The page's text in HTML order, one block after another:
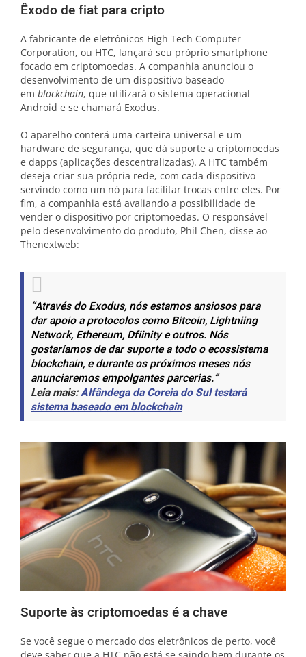
Êxodo de fiat para cripto
A fabricante de eletrônicos High Tech Computer
Corporation, ou HTC, lançará seu próprio smartphone
focado em criptomoedas. A companhia anunciou o
desenvolvimento de um dispositivo baseado
em blockchain, que utilizará o sistema operacional
Android e se chamará Exodus.
O aparelho conterá uma carteira universal e um
hardware de segurança, que dá suporte a criptomoedas
e dapps (aplicações descentralizadas). A HTC também
deseja criar sua própria rede, com cada dispositivo
servindo como um nó para facilitar trocas entre eles. Por
fim, a companhia está avaliando a possibilidade de
vender o dispositivo por criptomoedas. O responsável
pelo desenvolvimento do produto, Phil Chen, disse ao
Thenextweb:
“Através do Exodus, nós estamos ansiosos para
dar apoio a protocolos como Bitcoin, Lightniing
Network, Ethereum, Dfiinity e outros. Nós
gostaríamos de dar suporte a todo o ecossistema
blockchain, e durante os próximos meses nós
anunciaremos empolgantes parcerias.”
Leia mais:Alfândega da Coreia do Sul testará
sistema baseado em blockchain
Suporte às criptomoedas é a chave
Se você segue o mercado dos eletrônicos de perto, você